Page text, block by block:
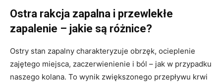
Ostra rakcja zapalna i przewlekłe
zapalenie – jakie są różnice?
Ostry stan zapalny charakteryzuje obrzęk, ocieplenie
zajętego miejsca, zaczerwienienie i ból – jak w przypadku
naszego kolana. To wynik zwiększonego przepływu krwi